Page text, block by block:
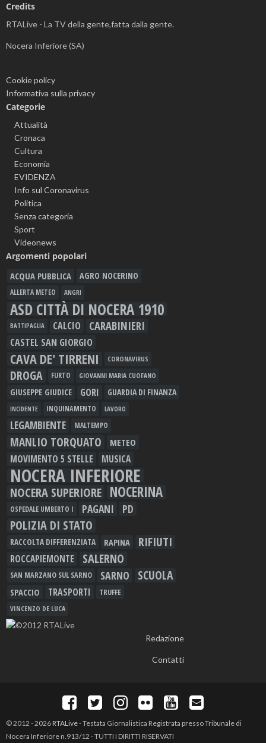
Credits
RTALive - La TV della gente,fatta dalla gente.
Nocera Inferiore (SA)
Cookie policy
Informativa sulla privacy
Categorie
Attualità
Cronaca
Cultura
Economia
EVIDENZA
Info sul Coronavirus
Politica
Senza categoria
Sport
Videonews
Argomenti popolari
ACQUA PUBBLICA AGRO NOCERINO
ALLERTA METEO ANGRI
ASD CITTÀ DI NOCERA 1910
BATTIPAGLIA CALCIO CARABINIERI
CASTEL SAN GIORGIO
CAVA DE' TIRRENI CORONAVIRUS
DROGA FURTO GIOVANNI MARIA CUOFANO
GIUSEPPE GIUDICE GORI GUARDIA DI FINANZA
INCIDENTE INQUINAMENTO LAVORO
LEGAMBIENTE MALTEMPO
MANLIO TORQUATO METEO
MOVIMENTO 5 STELLE MUSICA
NOCERA INFERIORE
NOCERA SUPERIORE NOCERINA
OSPEDALE UMBERTO I PAGANI PD
POLIZIA DI STATO
RACCOLTA DIFFERENZIATA RAPINA RIFIUTI
ROCCAPIEMONTE SALERNO
SAN MARZANO SUL SARNO SARNO SCUOLA
SPACCIO TRASPORTI TRUFFE
VINCENZO DE LUCA
Redazione
Contatti
© 2012 - 2026RTALive- Testata Giornalistica Registrata presso Tribunale di
Nocera Inferiore n.913/12 - TUTTI I DIRITTI RISERVATI